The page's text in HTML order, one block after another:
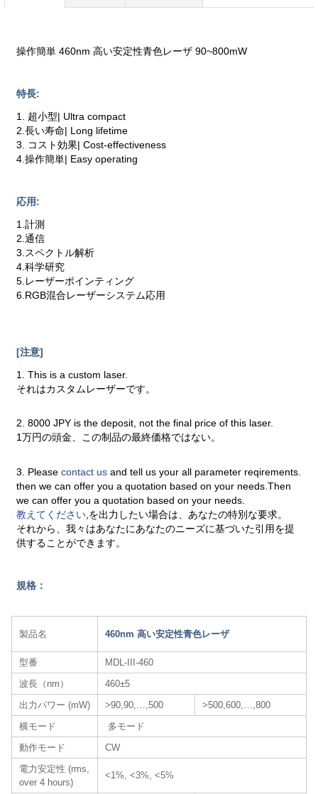
操作簡単 460nm 高い安定性青色レーザ 90~800mW
特長:
1. 超小型| Ultra compact
2.長い寿命| Long lifetime
3. コスト効果| Cost-effectiveness
4.操作簡単| Easy operating
応用:
1.計測
2.通信
3.スペクトル解析
4.科学研究
5.レーザーポインティング
6.RGB混合レーザーシステム応用
[注意]
1. This is a custom laser.
それはカスタムレーザーです。
2. 8000 JPY is the deposit, not the final price of this laser.
1万円の頭金、この制品の最終価格ではない。
3. Pleasecontact usand tell us your all parameter reqirements.
then we can offer you a quotation based on your needs.Then
we can offer you a quotation based on your needs.
教えてください ,を出力したい場合は、あなたの特別な要求。
それから、我々はあなたにあなたのニーズに基づいた引用を提
供することができます。
規格：
製品名 460nm 高い安定性青色レーザ
型番
MDL-III-460
波長（nm）
460±5
出力パワー (mW)
>90,90,…,500
>500,600,…,800
横モード
多モード
動作モード
CW
電力安定性 (rms,
over 4 hours)
<1%, <3%, <5%